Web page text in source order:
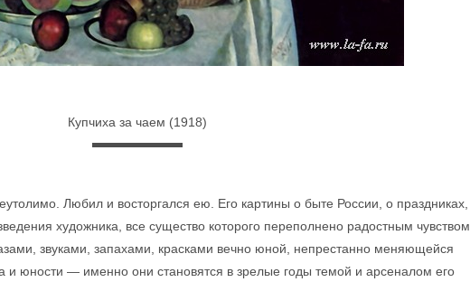
Купчиха за чаем (1918)
Любил и восторгался ею. Его картины о быте России, о праздниках,
художника, все существо которого переполнено радостным чувством
звуками, запахами, красками вечно юной, непрестанно меняющейся
и юности — именно они становятся в зрелые годы темой и арсеналом его